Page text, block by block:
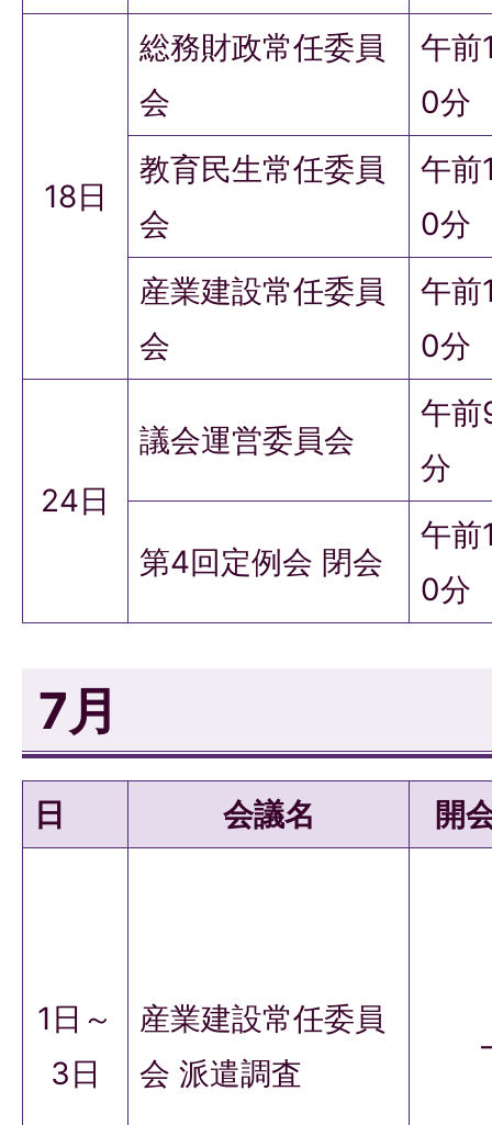
18日
総務財政常任委員
会
午前
0分
教育民生常任委員
会
午前
0分
産業建設常任委員
会
午前
0分
24日
議会運営委員会
午
分
第4回定例会 閉会
午前
0分
7月
日 会議名 開
1日～
3日
産業建設常任委員
会 派遣調査